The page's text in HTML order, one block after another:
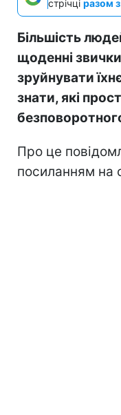
стрічці разом
Більшість
щоденні
зруйнувати
знати, які
Про це
посиланням на